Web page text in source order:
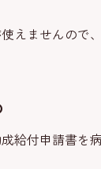
えませんので
給付申請書を